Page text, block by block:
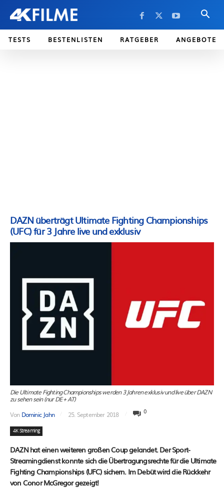
TESTS BESTENLISTEN RATGEBER ANGEBOTE
DAZN überträgt Ultimate Fighting Championships
(UFC) für 3 Jahre live und exklusiv
Die Ultimate Fighting Championships werden 3 Jahren exklusiv und live über DAZN
zu sehen sein (nur DE + AT)
Von Dominic Jahn 25. September 2018 0
4K Streaming
DAZN hat einen weiteren großen Coup gelandet. Der Sport-
Streamingdienst konnte sich die Übertragungsrechte für die Ultimate
Fighting Championships (UFC) sichern. Im Debüt wird die Rückkehr
von Conor McGregor gezeigt!